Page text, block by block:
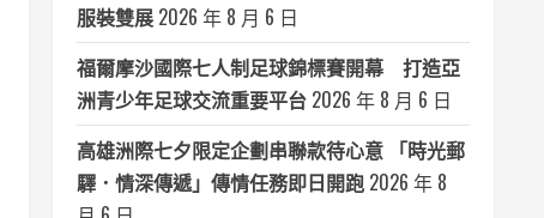
服裝雙展 2026 年 8 月 6 日
福爾摩沙國際七人制足球錦標賽開幕 打造亞
洲青少年足球交流重要平台 2026 年 8 月 6 日
高雄洲際七夕限定企劃串聯款待心意 「時光郵
驛．情深傳遞」傳情任務即日開跑 2026 年 8